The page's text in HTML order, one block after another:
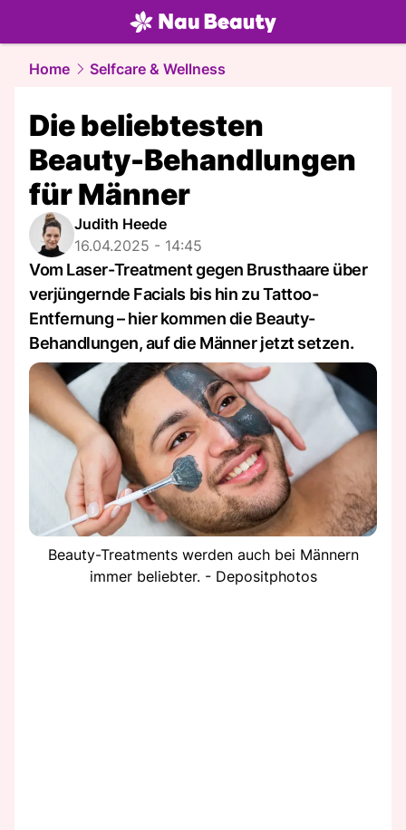
beauty.NAU.ch
Home Selfcare & Wellness
Die beliebtesten
Beauty-Behandlungen
für Männer
Judith Heede
16.04.2025 - 14:45
Vom Laser-Treatment gegen Brusthaare über
verjüngernde Facials bis hin zu Tattoo-
Entfernung – hier kommen die Beauty-
Behandlungen, auf die Männer jetzt setzen.
Beauty-Treatments werden auch bei Männern
immer beliebter. - Depositphotos